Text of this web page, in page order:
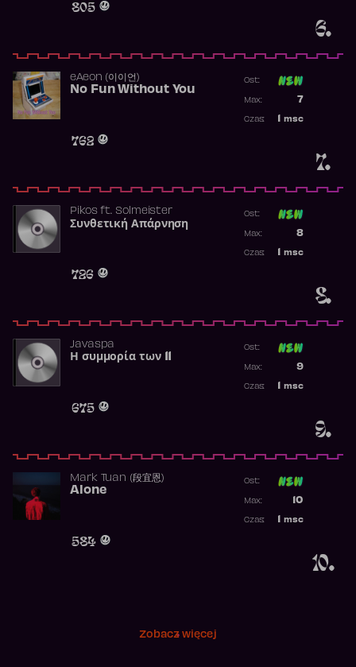
6.
805
7.
​eAeon (이이언)
No Fun Without You
762
Ost:
7
Max:
msc
Czas:
8.
Pikosft. Solmeister
Συνθετική Απάρνηση
726
Ost:
8
Max:
msc
Czas:
9.
Javaspa
Η συμμορία των 11
675
Ost:
9
Max:
msc
Czas:
10.
Mark Tuan (段宜恩)
Alone
584
Ost:
10
Max:
msc
Czas:
Zobacz więcej